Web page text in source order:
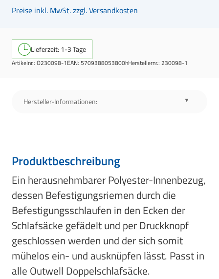
Preise inkl. MwSt. zzgl. Versandkosten
Lieferzeit: 1-3 Tage
Artikelnr.: O230098-1EAN: 5709388053800hHerstellernr.: 230098-1
Hersteller-Informationen:
Produktbeschreibung
Ein herausnehmbarer Polyester-Innenbezug,
dessen Befestigungsriemen durch die
Befestigungsschlaufen in den Ecken der
Schlafsäcke gefädelt und per Druckknopf
geschlossen werden und der sich somit
mühelos ein- und ausknüpfen lässt. Passt in
alle Outwell Doppelschlafsäcke.